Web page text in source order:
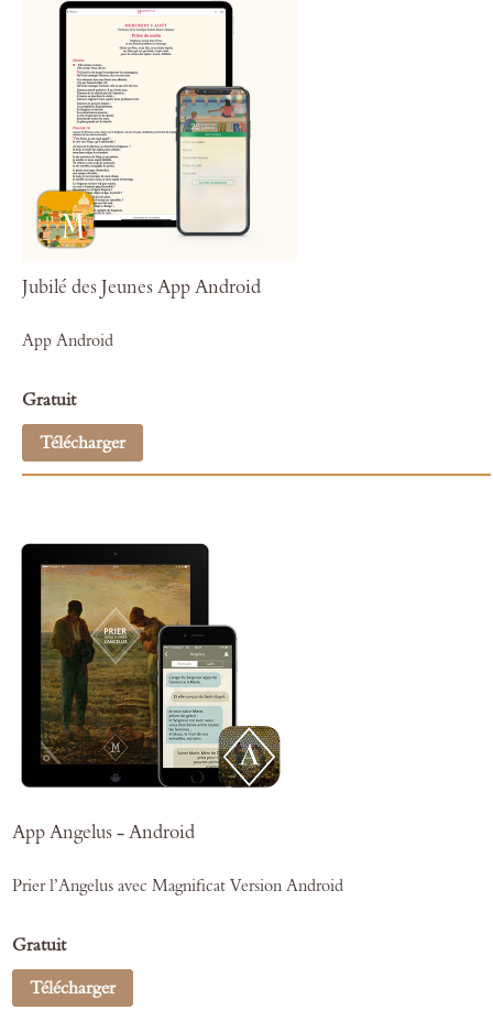
Jubilé des Jeunes App Android
App Android
Gratuit
Télécharger
App Angelus - Android
Prier l’Angelus avec Magnificat Version Android
Gratuit
Télécharger